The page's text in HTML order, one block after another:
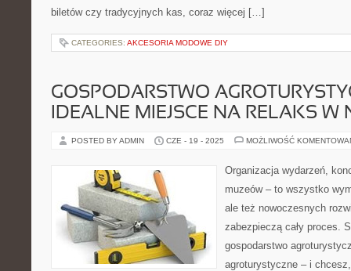
biletów czy tradycyjnych kas, coraz więcej […]
CATEGORIES: AKCESORIA MODOWE DIY
GOSPODARSTWO
IDEALNE MIEJSCE NA RELAKS W
POSTED BY ADMIN CZE - 19 - 2025 MOŻLIWOŚĆ
Organizacja wydarzeń,
muzeów – to wszystko
ale też nowoczesnych
zabezpieczą cały proces.
gospodarstwo
agroturystyczne – i